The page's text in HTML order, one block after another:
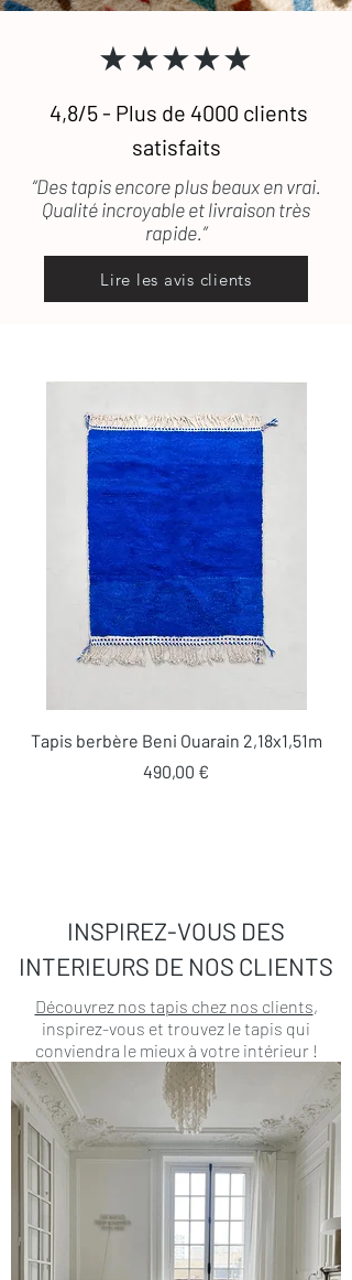
★★★★★
4,8/5 - Plus de 4000 clients
satisfaits
“Des tapis encore plus beaux en vrai.
Qualité incroyable et livraison très
rapide.”
Lire les avis clients
Tapis berbère Beni Ouarain 2,18x1,51m
Prix
490,00 €
INSPIREZ-VOUS DES
INTERIEURS DE NOS CLIENTS
Découvrez nos tapis chez nos clients,
inspirez-vous et trouvez le tapis qui
conviendra le mieux à votre intérieur !